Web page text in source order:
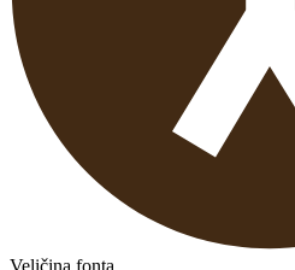
Veličina fonta